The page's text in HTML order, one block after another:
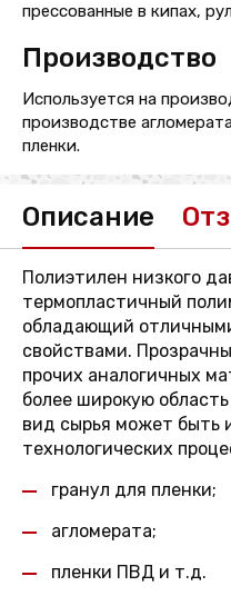
прессованные в кипах,
Производство
Используется на
производстве
пленки.
Описание
Полиэтилен низкого
термопластичный
обладающий
свойствами.
прочих аналогичных
более широкую
вид сырья может быть
технологических
гранул для пленки;
агломерата;
пленки ПВД и т.д.